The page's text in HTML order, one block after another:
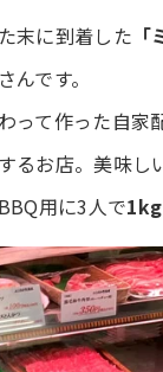
末に到着した
です。
って作った自
るお店。美味
用に3人で